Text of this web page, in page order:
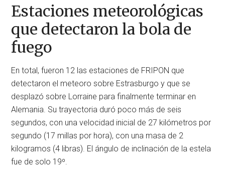
Estaciones meteorológicas
que detectaron la bola de
fuego
En total, fueron 12 las estaciones de FRIPON que
detectaron el meteoro sobre Estrasburgo y que se
desplazó sobre Lorraine para finalmente terminar en
Alemania. Su trayectoria duró poco más de seis
segundos, con una velocidad inicial de 27 kilómetros por
segundo (17 millas por hora), con una masa de 2
kilogramos (4 libras). El ángulo de inclinación de la estela
fue de solo 19º.